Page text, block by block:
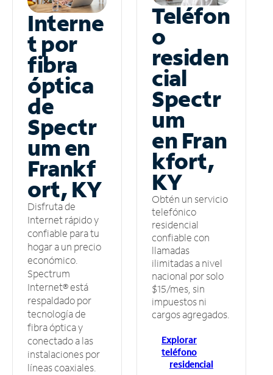
Interne
t por
fibra
óptica
de
Spectr
um en
Frankf
ort, KY
Disfruta de
Internet rápido y
confiable para tu
hogar a un precio
económico.
Spectrum
Internet® está
respaldado por
tecnología de
fibra óptica y
conectado a las
instalaciones por
líneas coaxiales.
Teléfon
o
residen
cial
Spectr
um
en Fran
kfort,
KY
Obtén un servicio
telefónico
residencial
confiable con
llamadas
ilimitadas a nivel
nacional por solo
$15/mes, sin
impuestos ni
cargos agregados.
Explorar
teléfono
residencial